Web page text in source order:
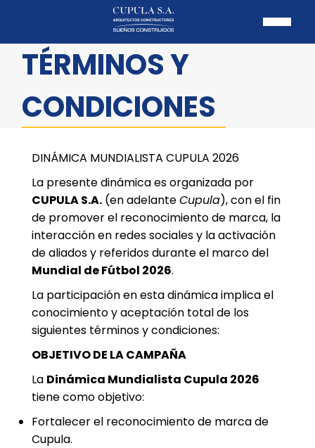
TÉRMINOS Y
CONDICIONES
DINÁMICA MUNDIALISTA CUPULA 2026
La presente dinámica es organizada por
CUPULA S.A.(en adelanteCupula), con el fin
de promover el reconocimiento de marca, la
interacción en redes sociales y la activación
de aliados y referidos durante el marco del
Mundial de Fútbol 2026.
La participación en esta dinámica implica el
conocimiento y aceptación total de los
siguientes términos y condiciones:
OBJETIVO DE LA CAMPAÑA
La Dinámica Mundialista Cupula 2026
tiene como objetivo:
Fortalecer el reconocimiento de marca de
Cupula.